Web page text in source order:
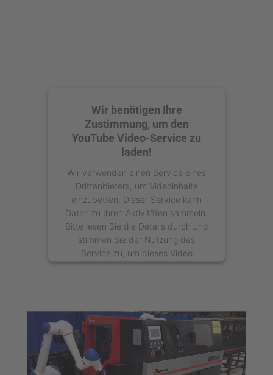
Wir benötigen Ihre
Zustimmung, um den
YouTube Video-Service zu
laden!
Wir verwenden einen Service eines
Drittanbieters, um Videoinhalte
einzubetten. Dieser Service kann
Daten zu Ihren Aktivitäten sammeln.
Bitte lesen Sie die Details durch und
stimmen Sie der Nutzung des
Service zu, um dieses Video
anzusehen.
Akzeptieren
powered by
Usercentrics Consent
Management Platform